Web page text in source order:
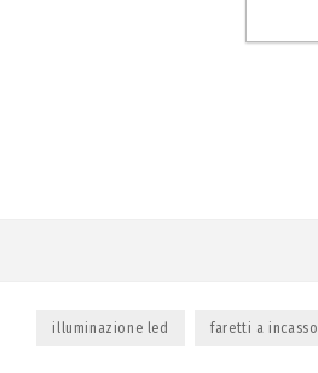
illuminazione led faretti a incasso